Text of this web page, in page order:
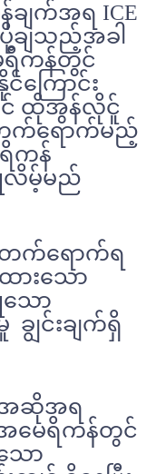
ချက်အရ ICE
ချသည့်အခါ
ေရိကန်တွင်
ြောင်း
င် ထိုအွန်လိုင်ူ
က်ရောက်မည့်
ရိကန်
လိမ့်မည်
က်ရောက်ရ
ားသော
ော
ျွင်းချက်ရှိ
အဆိုအရ
အမေရိကန်တွင်
ော